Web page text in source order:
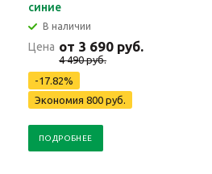
синие
В наличии
Цена от 3 690 руб.
4 490 руб.
-17.82%
Экономия 800 руб.
ПОДРОБНЕЕ